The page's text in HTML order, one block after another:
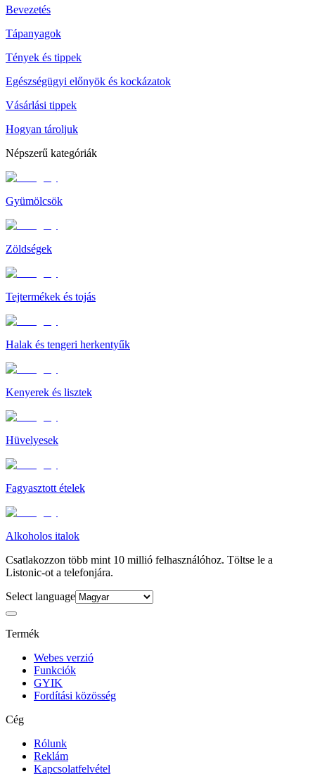
Bevezetés
Tápanyagok
Tények és tippek
Egészségügyi előnyök és kockázatok
Vásárlási tippek
Hogyan tároljuk
Népszerű kategóriák
Gyümölcsök
Zöldségek
Tejtermékek és tojás
Halak és tengeri herkentyűk
Kenyerek és lisztek
Hüvelyesek
Fagyasztott ételek
Alkoholos italok
Csatlakozzon több mint 10 millió felhasználóhoz. Töltse le a
Listonic-ot a telefonjára.
Select language
Termék
Webes verzió
Funkciók
GYIK
Fordítási közösség
Cég
Rólunk
Reklám
Kapcsolatfelvétel